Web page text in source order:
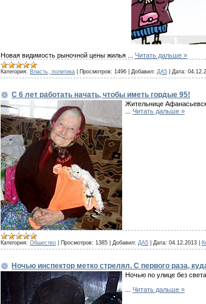
Новая видимость рыночной цены жилья Читать дальше »
Категория: Власть, политика Просмотров: 1496 Добавил: ДА5 Дата:
С 6 лет работать начать, чтобы иметь гордые 95!
Жительнице
Читать дальше »
Категория: Общество Просмотров: 1385 Добавил: ДА5 Дата: 04.12.2013
Ночью инспектор метко стрелял. С первого раза,
Ночью по улице без
Читать дальше »